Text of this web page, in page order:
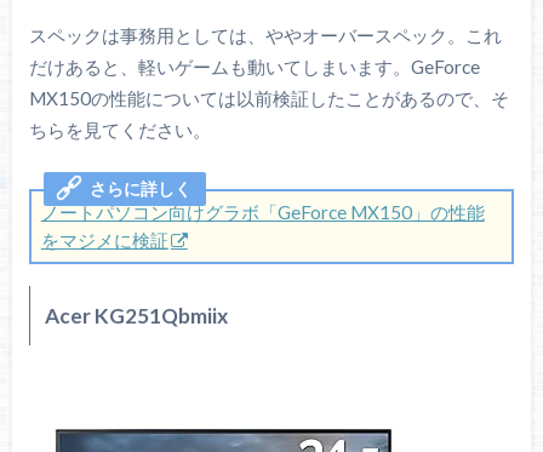
スペックは事務用としては、ややオーバースペック。これ
だけあると、軽いゲームも動いてしまいます。GeForce
MX150の性能については以前検証したことがあるので、そ
ちらを見てください。
ノートパソコン向けグラボ「GeForce MX150」の性能
をマジメに検証
Acer KG251Qbmiix